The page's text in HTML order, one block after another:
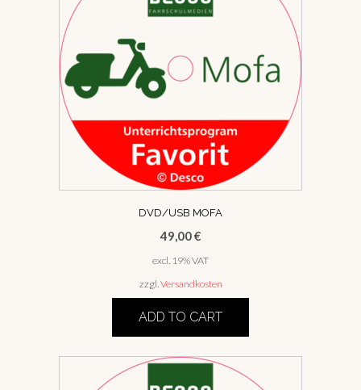
DVD/USB MOFA
49,00€
excl. 19% VAT
zzgl. Versandkosten
ADD TO CART